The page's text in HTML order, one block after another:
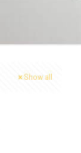
Show all